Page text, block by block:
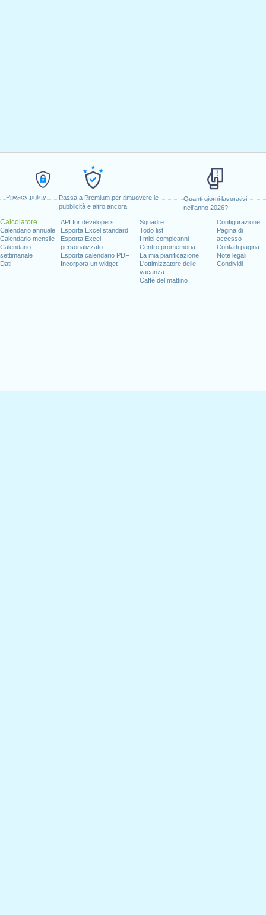
Privacy policy
Passa a Premium per rimuovere le
pubblicità e altro ancora
Quanti giorni lavorativi
nell'anno 2026?
Calcolatore
Calendario annuale
Calendario mensile
Calendario
settimanale
Dati
API for developers
Esporta Excel standard
Esporta Excel
personalizzato
Esporta calendario PDF
Incorpora un widget
Squadre
Todo list
I miei compleanni
Centro promemoria
La mia pianificazione
L'ottimizzatore delle
vacanza
Caffè del mattino
Configurazione
Pagina di
accesso
Contatti pagina
Note legali
Condividi